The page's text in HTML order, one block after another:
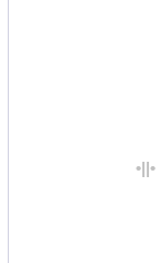
•||•